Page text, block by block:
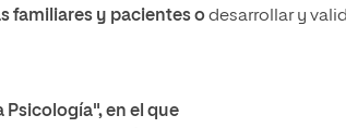
familiares y pacientes odesarrollar y
Psicología", en el que